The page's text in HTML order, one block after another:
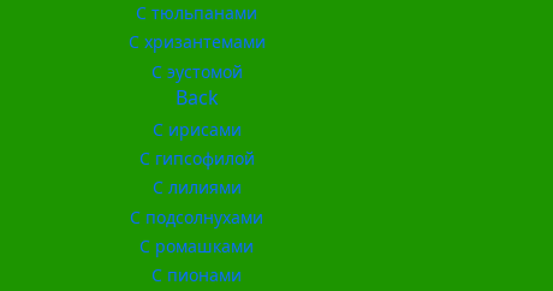
С тюльпанами
С хризантемами
С эустомой
Back
С ирисами
С гипсофилой
С лилиями
С подсолнухами
С ромашками
С пионами